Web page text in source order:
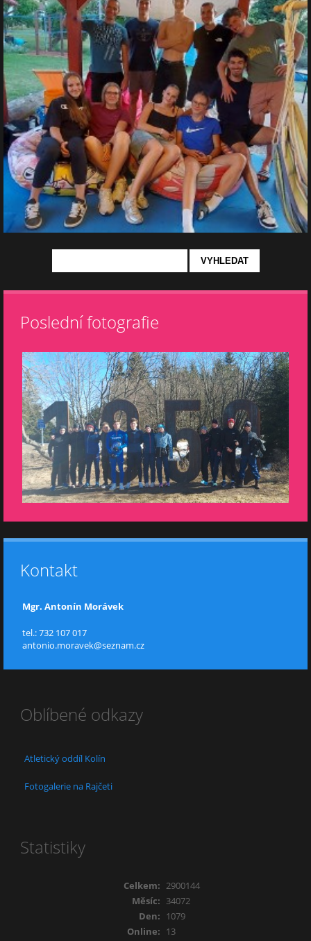
Poslední fotografie
Kontakt
Mgr. Antonín Morávek
tel.: 732 107 017
antonio.moravek@seznam.cz
Oblíbené odkazy
Atletický oddíl Kolín
Fotogalerie na Rajčeti
Statistiky
Online: 13
Celkem: 2900144
Měsíc: 34072
Den: 1079